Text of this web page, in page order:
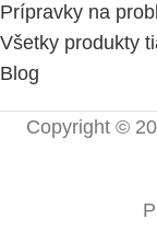
Prípravky na
Všetky produkty
Blog
Copyright ©